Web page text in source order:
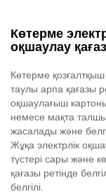
Көтерме
оқшаулау
Көтерме
таулы арпа қағазы
оқшаулағыш
немесе мақта
жасалады және
Жұқа электрлік
түстері сары және
қағазы ретінде
белгілі.